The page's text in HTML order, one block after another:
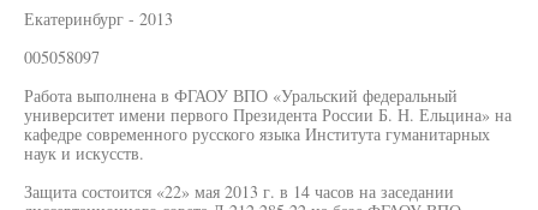
Екатеринбург - 2013
005058097
Работа выполнена в ФГАОУ ВПО «Уральский федеральный
университет имени первого Президента России Б. Н. Ельцина» на
кафедре современного русского языка Института гуманитарных
наук и искусств.
Защита состоится «22» мая 2013 г. в 14 часов на заседании